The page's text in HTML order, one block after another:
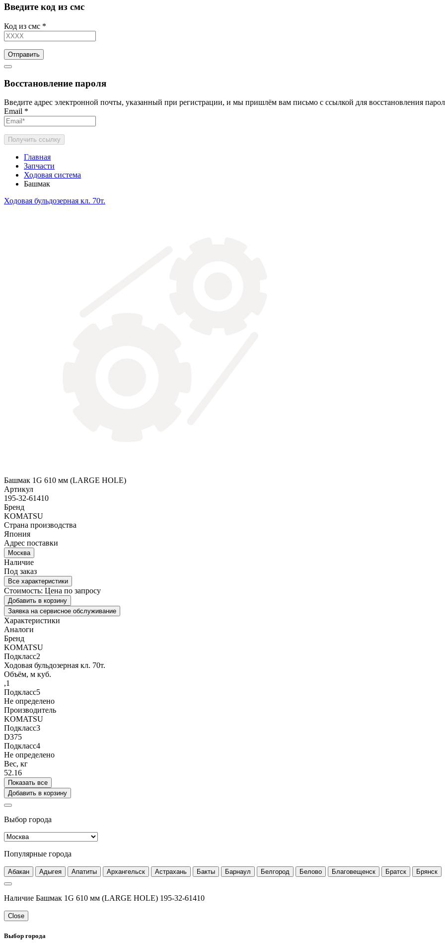
Введите код из смс
Код из смс *
Отправить
Восстановление пароля
Введите адрес электронной почты, указанный при регистрации, и мы пришлём вам письмо с ссылкой для восстановления
Email *
Получить ссылку
Главная
Запчасти
Ходовая система
Башмак
Ходовая бульдозерная кл. 70т.
Башмак 1G 610 мм (LARGE HOLE)
Артикул
195-32-61410
Бренд
KOMATSU
Страна производства
Япония
Адрес поставки
Москва
Наличие
Под заказ
Все характеристики
Стоимость: Цена по запросу
Добавить в корзину
Заявка на сервисное обслуживание
Характеристики
Аналоги
Бренд
KOMATSU
Подкласс2
Ходовая бульдозерная кл. 70т.
Объём, м куб.
,1
Подкласс5
Не определено
Производитель
KOMATSU
Подкласс3
D375
Подкласс4
Не определено
Вес, кг
52.16
Показать все
Добавить в корзину
Выбор города
Популярные города
Абакан Адыгея Апатиты Архангельск Астрахань Бакты Барнаул Белгород Белово Благовещенск Братск Брянск
Наличие Башмак 1G 610 мм (LARGE HOLE) 195-32-61410
Close
Выбор города